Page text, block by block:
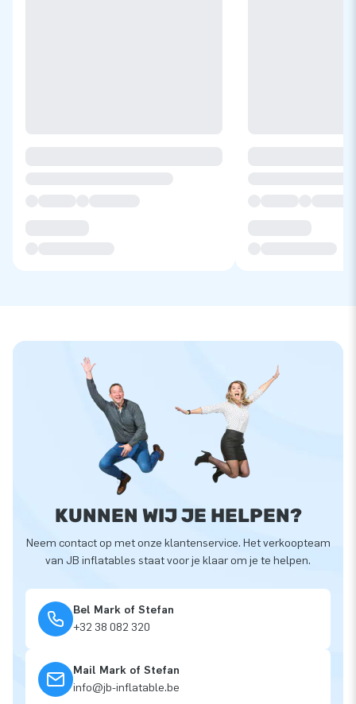
KUNNEN WIJ JE HELPEN?
Neem contact op met onze klantenservice. Het verkoopteam
van JB inflatables staat voor je klaar om je te helpen.
Bel Mark of Stefan
+32 38 082 320
Mail Mark of Stefan
info@jb-inflatable.be